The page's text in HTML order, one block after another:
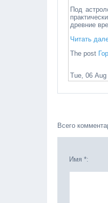
Под
древние
Читать
The post
Tue, 06
Всего
Имя *: